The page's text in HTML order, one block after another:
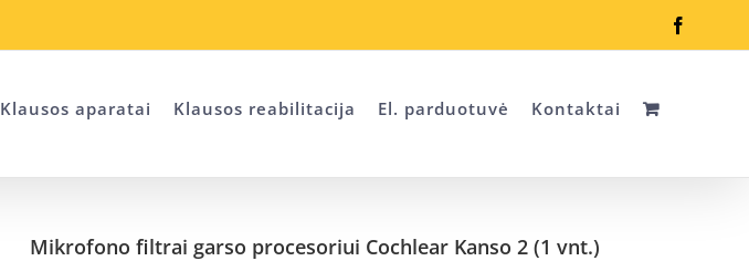
Klausos aparatai Klausos reabilitacija El. parduotuvė Kontaktai
Mikrofono filtrai garso procesoriui Cochlear Kanso 2 (1 vnt.)